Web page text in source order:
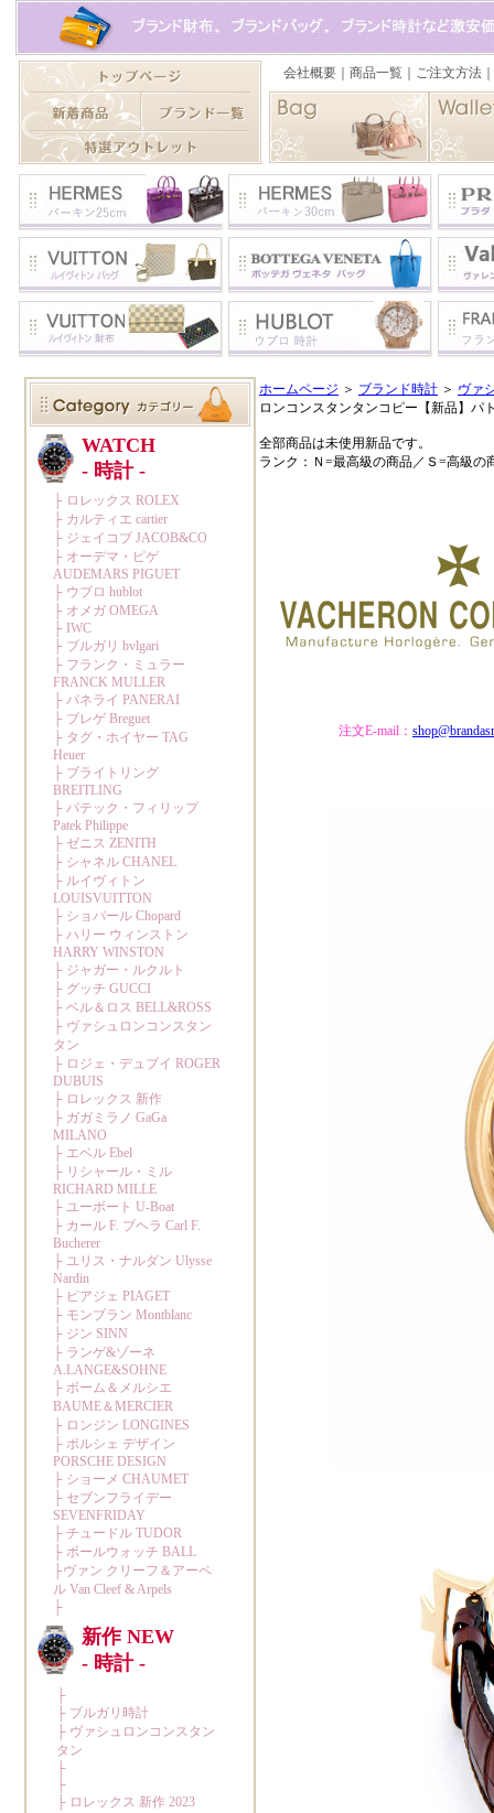
ホームページ ＞ ブランド時計 ＞ ヴァ
ロンコンスタンタンコピー【新品】パ
全部商品は未使用新品です。
ランク：Ｎ=最高級の商品／Ｓ=高級の
注文E-mail：